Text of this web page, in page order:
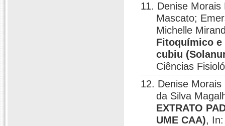
11. Denise
Mascato;
Michelle
Fitoquímico
cubiu
Ciências
12. Denise
da Silva
EXTRATO
UME CAA),